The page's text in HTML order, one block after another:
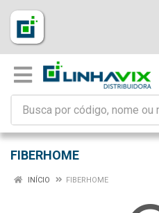
FIBERHOME
INÍCIO FIBERHOME